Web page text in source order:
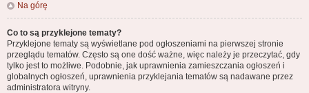
Na górę
Co to są przyklejone tematy?
Przyklejone tematy są wyświetlane pod ogłoszeniami na pierwszej stronie
przeglądu tematów. Często są one dość ważne, więc należy je przeczytać, gdy
tylko jest to możliwe. Podobnie, jak uprawnienia zamieszczania ogłoszeń i
globalnych ogłoszeń, uprawnienia przyklejania tematów są nadawane przez
administratora witryny.